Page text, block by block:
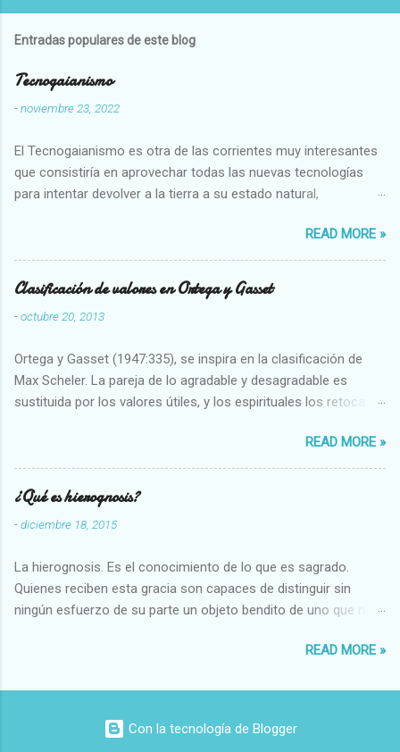
Entradas populares de este blog
Tecnogaianismo
-noviembre 23, 2022
El Tecnogaianismo es otra de las corrientes muy interesantes
que consistiría en aprovechar todas las nuevas tecnologías
para intentar devolver a la tierra a su estado natural,
READ MORE »
Clasificación de valores en Ortega y Gasset
-octubre 20, 2013
Ortega y Gasset (1947:335), se inspira en la clasificación de
Max Scheler. La pareja de lo agradable y desagradable es
sustituida por los valores útiles, y los espirituales los retoca.
Abundante-Escaso,etc 2 VITALES Sano-Enfermo Selecto-
Vulgar Enérgico-Inerte Fuerte-Débil,etc. 3 ESPIRITUALES a)
Intelectuales Conocimiento-Error Exacto-Aproximado
Evidente-Probable,etc b) Morales Bueno-malo Bondadoso-
malvado Justo-Injusto Escrupuloso-Relajado Leal-Desleal,etc.
Armonioso-Inarmonioso 4 RELIGIOSOS Santo-Pr...
READ MORE »
¿Qué es hierognosis?
-diciembre 18, 2015
La hierognosis. Es el conocimiento de lo que es sagrado.
Quienes reciben esta gracia son capaces de distinguir sin
ningún esfuerzo de su parte un objeto bendito de uno que no
READ MORE »
Con la tecnología de Blogger